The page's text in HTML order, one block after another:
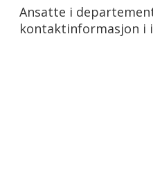
Ansatte i
kontaktinformasjon i